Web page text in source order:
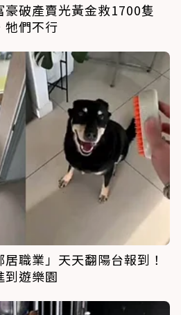
豪破產賣光黃金救1700隻
牠們不行
職業」天天翻陽台報到！
到遊樂園